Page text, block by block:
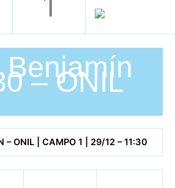
Benjamín
– ONIL
– ONIL | CAMPO 1 | 29/12 – 11:30